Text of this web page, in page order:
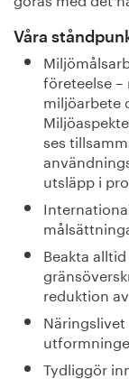
Våra
företeelse
miljöarbete
ses
utsläpp i
Beakta
reduktion
Tydliggör